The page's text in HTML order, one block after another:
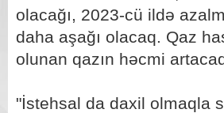
olacağı, 2023-cü ildə
daha aşağı olacaq. Qaz
olunan qazın həcmi
"İstehsal da daxil olmaqla